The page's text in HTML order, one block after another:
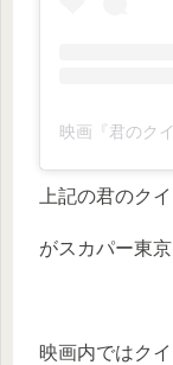
上記の君のク
がスカパー東
映画内ではク